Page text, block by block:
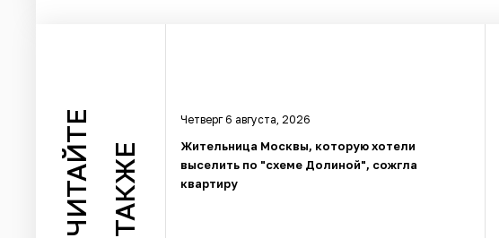
ЧИТАЙТЕ ТАКЖЕ
Четверг 6 августа, 2026
Жительница Москвы, которую хотели
выселить по "схеме Долиной", сожгла
квартиру